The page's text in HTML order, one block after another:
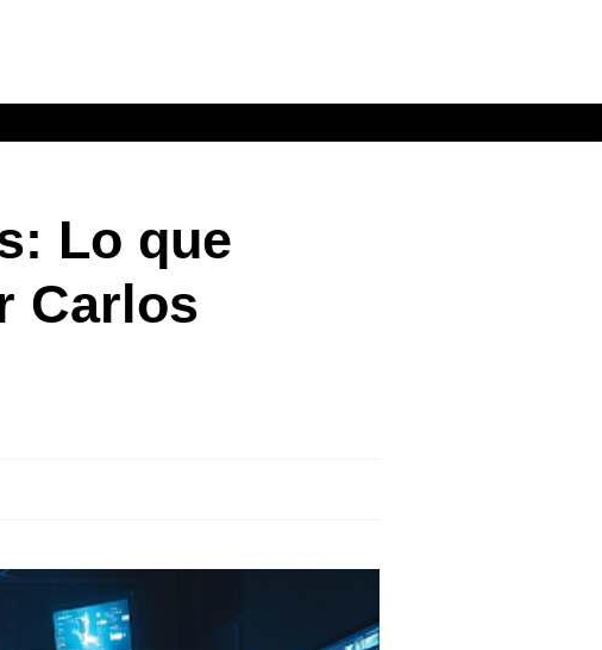
Lo que
Carlos